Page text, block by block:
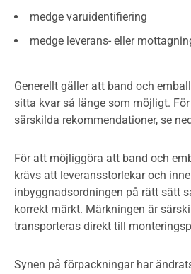
medge varuidentifiering
medge leverans- eller
Generellt gäller att band och
sitta kvar så länge som möjligt.
särskilda rekommendationer, se
För att möjliggöra att band och
krävs att leveransstorlekar och
inbyggnadsordningen på rätt sätt
korrekt märkt. Märkningen är
transporteras direkt till
Synen på förpackningar har